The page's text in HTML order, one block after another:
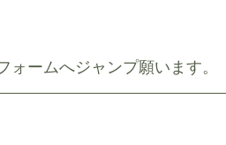
ームへジャンプ願います。